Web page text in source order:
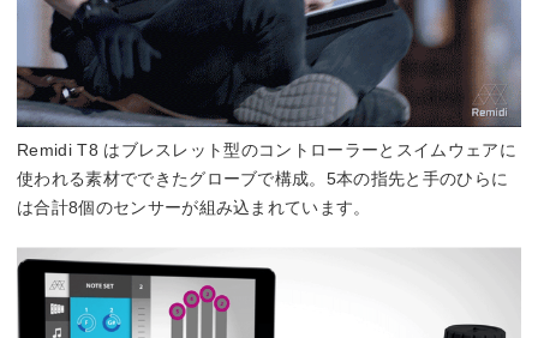
Remidi T8 はブレスレット型のコントローラーとスイムウェアに
使われる素材でできたグローブで構成。5本の指先と手のひらに
は合計8個のセンサーが組み込まれています。